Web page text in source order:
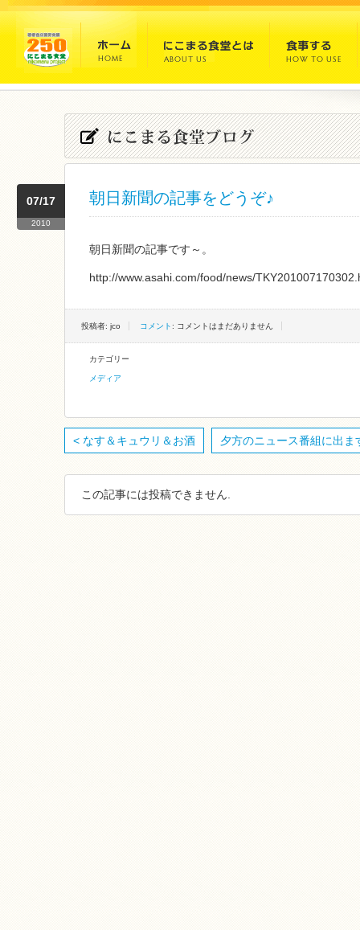
朝日新聞の記事をどうぞ♪
07/17
2010
朝日新聞の記事です～。
http://www.asahi.com/food/news/
投稿者: jco コメント : コメントはまだありません
カテゴリー
メディア
< なす＆キュウリ＆お酒 夕方のニュース番組に出ま
この記事には投稿できません.